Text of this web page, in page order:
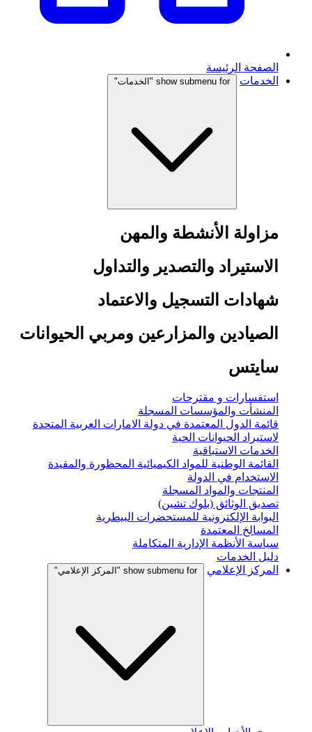
الصفحة الرئيسة
الخدمات
show submenu for "الخدمات"
مزاولة الأنشطة والمهن
الاستيراد والتصدير والتداول
شهادات التسجيل والاعتماد
الصيادين والمزارعين ومربي الحيوانات
سايتس
استفسارات و مقترحات
المنشأت والمؤسسات المسجلة
قائمة الدول المعتمدة في دولة الامارات العربية المتحدة
لاستيراد الحيوانات الحية
الخدمات الاستباقية
القائمة الوطنية للمواد الكيميائية المحظورة والمقيدة
الاستخدام في الدولة
المنتجات والمواد المسجلة
تصديق الوثائق (بلوك تشين)
البوابة الإلكترونية للمستحضرات البيطرية
المسالخ المعتمدة
سياسة الأنظمة الإدارية المتكاملة
دليل الخدمات
المركز الإعلامي
show submenu for "المركز الإعلامي"